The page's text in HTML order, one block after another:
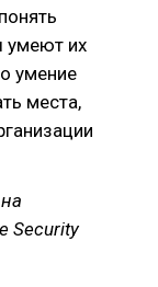
умеют их
умение
места,
Security